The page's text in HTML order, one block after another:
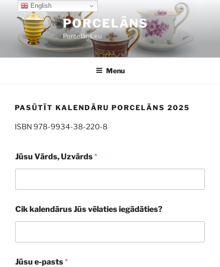
content
PORCELĀNS
Porcelāns.eu
Menu
PASŪTĪT KALENDĀRU PORCELĀNS 2025
ISBN 978-9934-38-220-8
Jūsu Vārds, Uzvārds*
Cik kalendārus Jūs vēlaties iegādāties?
Jūsu e-pasts*
English